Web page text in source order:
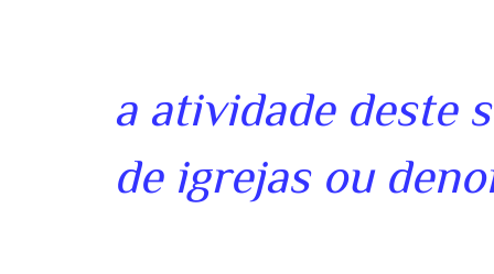
a atividade deste
de igrejas ou